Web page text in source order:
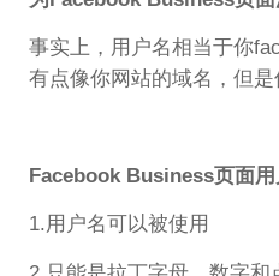
事实上，用户名相当于你
有点像你网站的域名，但是
Facebook Business页面用
1.用户名可以被使用